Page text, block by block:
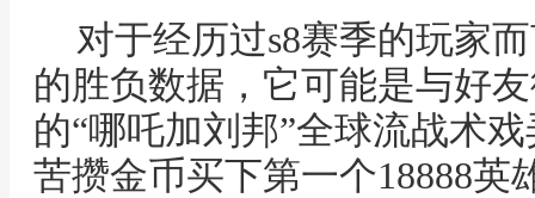
对于经历过s8赛季的玩家
的胜负数据，它可能是与好
的“哪吒加刘邦”全球流战术
苦攒金币买下第一个18888英